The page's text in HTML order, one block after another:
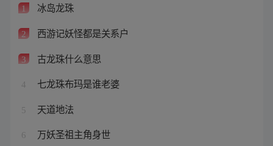
1 冰岛龙珠
2 西游记妖怪都是关系户
3 古龙珠什么意思
4 七龙珠布玛是谁老婆
5 天道地法
6 万妖圣祖主角身世